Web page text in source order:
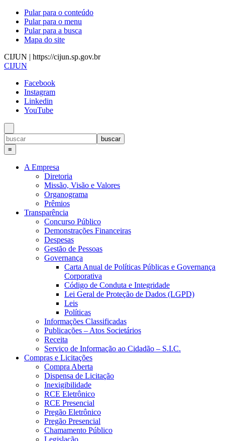
Pular para o conteúdo
Pular para o menu
Pular para a busca
Mapa do site
CIJUN | https://cijun.sp.gov.br
CIJUN
Facebook
Instagram
Linkedin
YouTube
≡
A Empresa
Diretoria
Missão, Visão e Valores
Organograma
Prêmios
Transparência
Concurso Público
Demonstrações Financeiras
Despesas
Gestão de Pessoas
Governança
Carta Anual de Políticas Públicas e Governança
Corporativa
Código de Conduta e Integridade
Lei Geral de Proteção de Dados (LGPD)
Leis
Políticas
Informações Classificadas
Publicações – Atos Societários
Receita
Serviço de Informação ao Cidadão – S.I.C.
Compras e Licitações
Compra Aberta
Dispensa de Licitação
Inexigibilidade
RCE Eletrônico
RCE Presencial
Pregão Eletrônico
Pregão Presencial
Chamamento Público
Legislação